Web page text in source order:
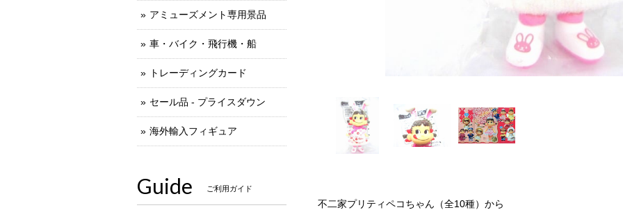
不二家プリティペコちゃん（全10種）から
アミューズメント専用景品
車・バイク・飛行機・船
トレーディングカード
セール品 - プライスダウン
海外輸入フィギュア
Guide ご利用ガイド